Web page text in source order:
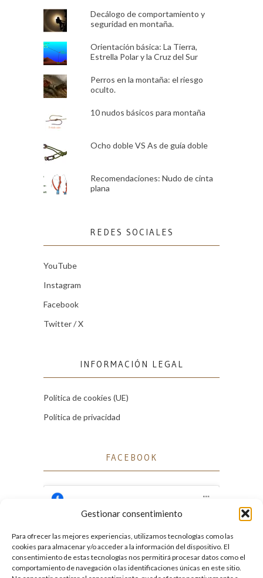
Gestionar consentimiento
Para ofrecer las mejores experiencias, utilizamos tecnologías como las
cookies para almacenar y/o acceder a la información del dispositivo. El
consentimiento de estas tecnologías nos permitirá procesar datos como el
comportamiento de navegación o las identificaciones únicas en este sitio.
Decálogo de comportamiento y
seguridad en montaña.
Orientación básica: La Tierra,
Estrella Polar y la Cruz del Sur
Perros en la montaña: el riesgo
oculto.
10 nudos básicos para montaña
Ocho doble VS As de guía doble
Recomendaciones: Nudo de cinta
plana
REDES SOCIALES
YouTube
Instagram
Facebook
Twitter / X
INFORMACIÓN LEGAL
Política de cookies (UE)
Política de privacidad
FACEBOOK
Facebook
Haz clic para aceptar cookies de marketing
y permitir este contenido